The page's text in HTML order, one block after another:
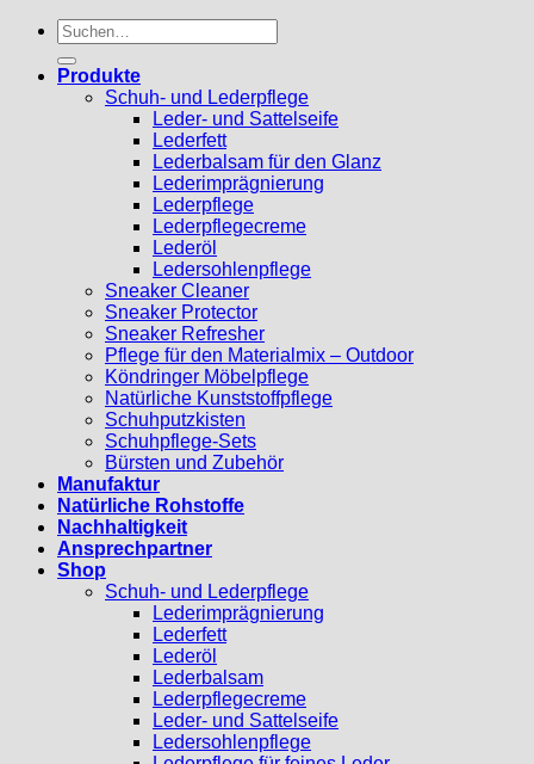
Suchen
nach:
Produkte
Schuh- und Lederpflege
Leder- und Sattelseife
Lederfett
Lederbalsam für den Glanz
Lederimprägnierung
Lederpflege
Lederpflegecreme
Lederöl
Ledersohlenpflege
Sneaker Cleaner
Sneaker Protector
Sneaker Refresher
Pflege für den Materialmix – Outdoor
Köndringer Möbelpflege
Natürliche Kunststoffpflege
Schuhputzkisten
Schuhpflege-Sets
Bürsten und Zubehör
Manufaktur
Natürliche Rohstoffe
Nachhaltigkeit
Ansprechpartner
Shop
Schuh- und Lederpflege
Lederimprägnierung
Lederfett
Lederöl
Lederbalsam
Lederpflegecreme
Leder- und Sattelseife
Ledersohlenpflege